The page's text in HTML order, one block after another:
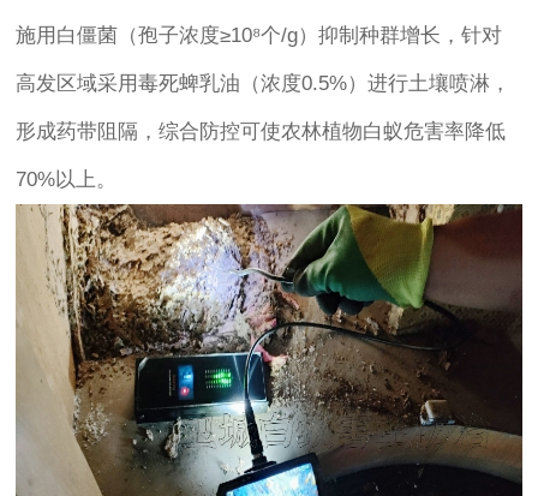
施用白僵菌（孢子浓度≥10⁸个/g）抑制种群增长，针对
高发区域采用毒死蜱乳油（浓度0.5%）进行土壤喷淋，
形成药带阻隔，综合防控可使农林植物白蚁危害率降低
70%以上。